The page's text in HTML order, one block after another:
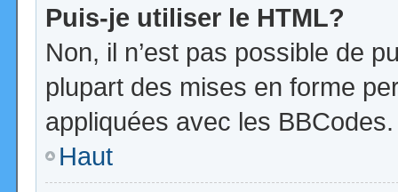
Puis-je utiliser le HTML?
Non, il n’est pas possible de
plupart des mises en forme
appliquées avec les BBCodes.
Haut